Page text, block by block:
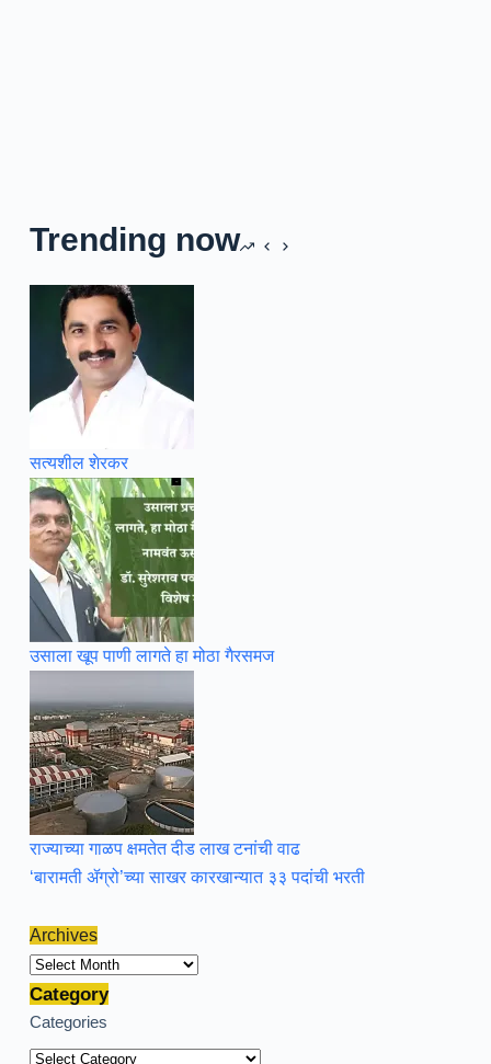
Trending now
सत्यशील शेरकर
उसाला खूप पाणी लागते हा मोठा गैरसमज
राज्याच्या गाळप क्षमतेत दीड लाख टनांची वाढ
‘बारामती ॲग्रो’च्या साखर कारखान्यात ३३ पदांची भरती
Archives
Archives
Category
Categories